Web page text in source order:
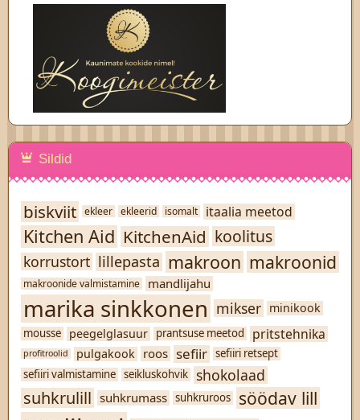
Sildid
biskviit ekleer ekleerid isomalt itaalia meetod
Kitchen Aid KitchenAid koolitus
korrustort lillepasta makroon makroonid
makroonide valmistamine mandlijahu
marika sinkkonen mikser minikook
mousse peegelglasuur prantsuse meetod pritstehnika
profitroolid pulgakook roos sefiir sefiiri retsept
sefiiri valmistamine seikluskohvik shokolaad
suhkrulill suhkrumass suhkruroos söödav lill